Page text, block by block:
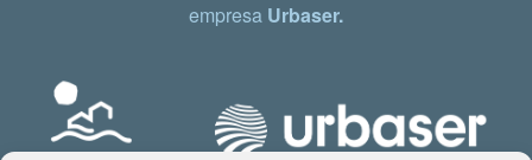
empresa Urbaser.